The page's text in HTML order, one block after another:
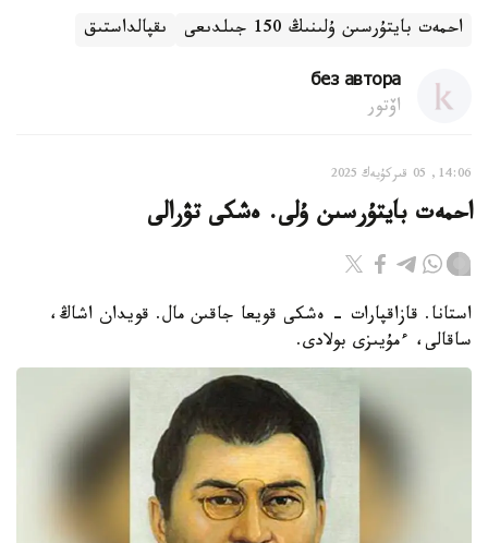
احمەت بايتۇرسىن ۇلىنىڭ 150 جىلدىعى ىقپالداستىق
без автора
اۆتور
14:06, 05 قىركۇيەك 2025
احمەت بايتۇرسىن ۇلى. ەشكى تۋرالى
استانا. قازاقپارات – ەشكى قويعا جاقىن مال. قويدان اشاڭ،
ساقالى، ءمۇيىزى بولادى.